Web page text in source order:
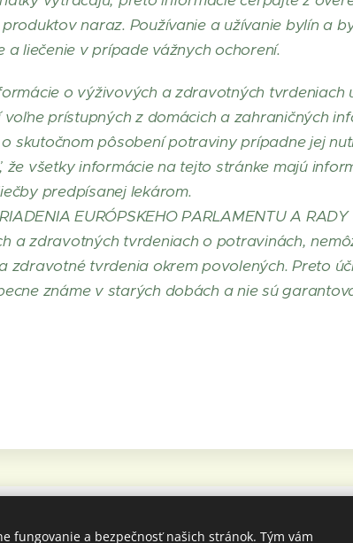
naraz. Používanie a užívanie bylín a
a liečenie v prípade vážnych ochorení.
o výživových a zdravotných tvrdeniach
voľne prístupných z domácich a zahraničných
skutočnom pôsobení potraviny prípadne jej
že všetky informácie na tejto stránke majú
predpísanej lekárom.
EURÓPSKEHO PARLAMENTU A
a zdravotných tvrdeniach o potravinách,
zdravotné tvrdenia okrem povolených. Preto
známe v starých dobách a nie sú
fungovanie a bezpečnosť našich stránok. Tým vám